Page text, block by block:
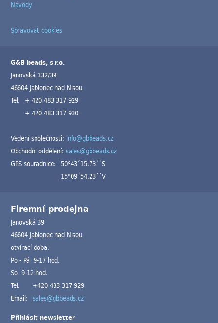
Návody
Spravovat cookies
G&B beads, s.r.o.
Janovská 132/39
46604 Jablonec nad Nisou
Tel. + 420 483 317 929
+ 420 483 317 930
Vedení společnosti: info@gbbeads.cz
Obchodní oddělení:sales@gbbeads.cz
GPS souradnice: 50°43´15.73´´S
15°09´54.23´´V
Firemní prodejna
Janovská 39
46604 Jablonec nad Nisou
otvírací doba:
Po - Pá 9-17 hod.
So 9-12 hod.
Tel.
+420 483 317 929
Email: sales@gbbeads.cz
Přihlásit newsletter